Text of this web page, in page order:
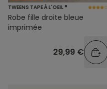
TWEENS TAPE À L'OEIL ®
Robe fille droite bleue
imprimée
29,99 €